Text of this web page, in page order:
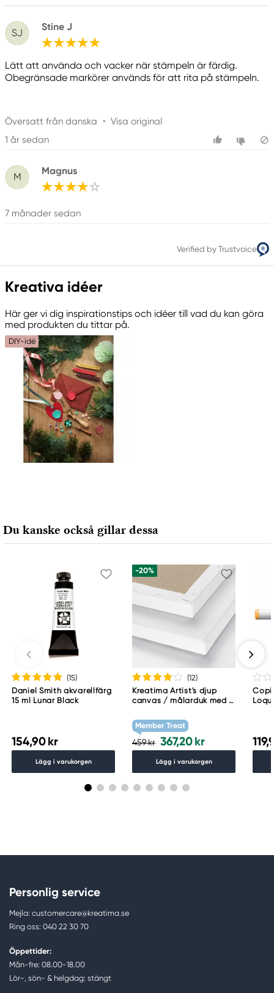
SJ
Stine J
Lätt att använda och vacker när stämpeln är färdig.
Obegränsade markörer används för att rita på stämpeln.
Översatt från danska • Visa original
1 år sedan
M
Magnus
7 månader sedan
Verified by Trustvoice
Kreativa idéer
Här ger vi dig inspirationstips och idéer till vad du kan göra
med produkten du tittar på.
DIY-idé
Du kanske också gillar dessa
(15)
Daniel Smith akvarellfärg
15 ml Lunar Black
154,90 kr
Lägg i varukorgen
-20%
(12)
Kreatima Artist's djup
canvas / målarduk med 4
g/m²
Member Treat
459 kr 367,20 kr
Lägg i varukorgen
Personlig service
Mejla: customercare@kreatima.se
Ring oss: 040 22 30 70
Öppettider:
Mån-fre: 08.00-18.00
Lör-, sön- & helgdag: stängt